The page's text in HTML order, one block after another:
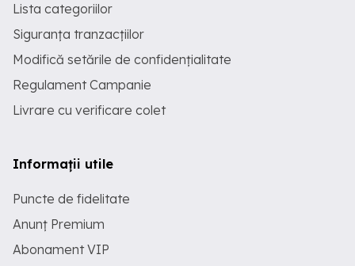
Lista categoriilor
Siguranța tranzacțiilor
Modifică setările de confidențialitate
Regulament Campanie
Livrare cu verificare colet
Informații utile
Puncte de fidelitate
Anunț Premium
Abonament VIP